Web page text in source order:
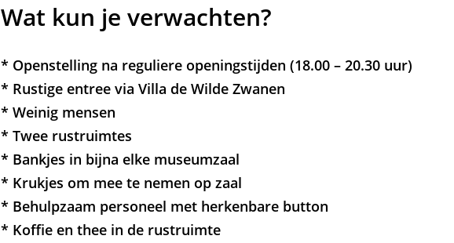
Wat kun je verwachten?
* Openstelling na reguliere openingstijden (18.00 – 20.30 uur)
* Rustige entree via Villa de Wilde Zwanen
* Weinig mensen
* Twee rustruimtes
* Bankjes in bijna elke museumzaal
* Krukjes om mee te nemen op zaal
* Behulpzaam personeel met herkenbare button
* Koffie en thee in de rustruimte